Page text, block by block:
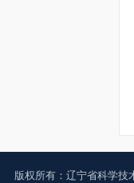
版权所有：辽宁省科学技